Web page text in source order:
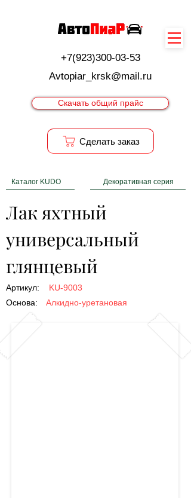
+7(923)300-03-53
Avtopiar_krsk@mail.ru
Скачать общий прайс
Cделать заказ
Каталог KUDO Декоративная серия
Лак яхтный
универсальный
глянцевый
Артикул:
KU-9003
Основа:
Алкидно-уретановая